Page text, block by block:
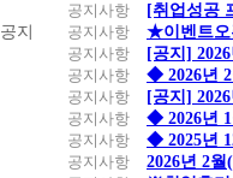
공지사항
[취업성공
공지
공지사항
★이벤트오
공지사항
[공지]
공지사항
◆ 2026년
공지사항
[공지]
공지사항
◆ 2026년
공지사항
◆ 2025년
공지사항
2026년 2